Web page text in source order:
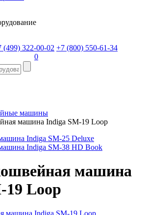
(499) 322-00-02 +7 (800) 550-61-34
0
машины
машина Indiga SM-19 Loop
Indiga SM-25 Deluxe
Indiga SM-38 HD Book
машина
19 Loop